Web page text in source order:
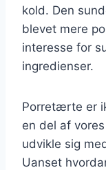
kold. Den
blevet mere
interesse for
ingredienser.
Porretærte er
en del af
udvikle sig
Uanset